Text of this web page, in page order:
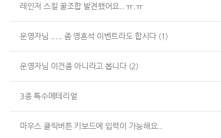
레인저 스킬 꿀조합 발견했어요.. ㅠ.ㅠ
운영자님 ..... 좀 영혼석 이벤트라도 합시다 (1)
운영자님 이건좀 아니라고 봅니다 (2)
3종 특수메테리얼
마우스 클릭버튼 키보드에 입력이 가능해요..